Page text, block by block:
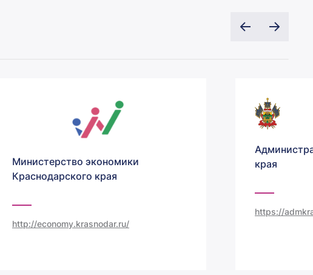
Министерство экономики
Краснодарского края
http://economy.krasnodar.ru/
края
https://